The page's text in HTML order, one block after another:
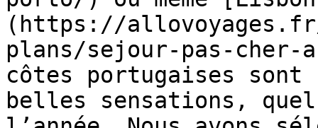
(https://
plans/sejour-pas-
côtes portugaises
belles sensations,